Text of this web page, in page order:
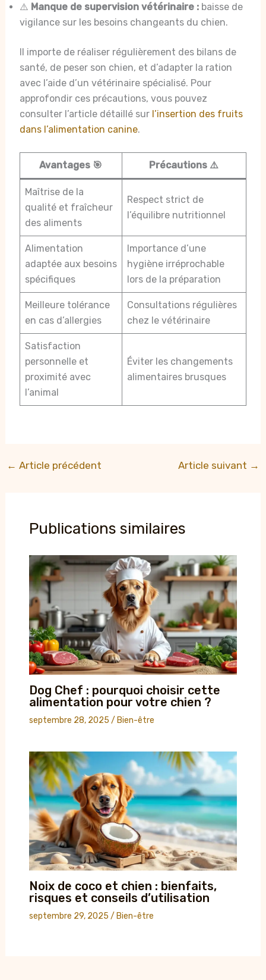
⚠️ Manque de supervision vétérinaire :baisse de
vigilance sur les besoins changeants du chien.
Il importe de réaliser régulièrement des bilans de
santé, de peser son chien, et d’adapter la ration
avec l’aide d’un vétérinaire spécialisé. Pour
approfondir ces précautions, vous pouvez
consulter l’article détaillé sur l’insertion des fruits
dans l’alimentation canine.
Avantages 🎯 Précautions ⚠️
Maîtrise de la
qualité et fraîcheur
des aliments
Respect strict de
l’équilibre nutritionnel
Alimentation
adaptée aux besoins
spécifiques
Importance d’une
hygiène irréprochable
lors de la préparation
Meilleure tolérance
en cas d’allergies
Consultations régulières
chez le vétérinaire
Satisfaction
personnelle et
proximité avec
l’animal
Éviter les changements
alimentaires brusques
← Article précédent Article suivant →
Publications similaires
Dog Chef : pourquoi choisir cette
alimentation pour votre chien ?
septembre 28, 2025 / Bien-être
Noix de coco et chien : bienfaits,
risques et conseils d’utilisation
septembre 29, 2025 / Bien-être